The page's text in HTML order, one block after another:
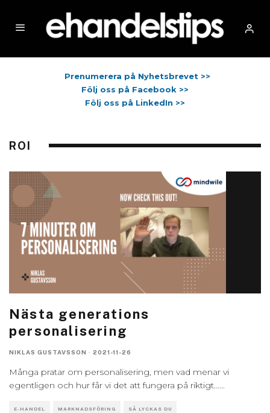
Prenumerera på Nyhetsbrevet >>
Följ oss på Facebook >>
Följ oss på LinkedIn >>
ROI
Nästa generations
personalisering
NIKLAS GUSTAVSSON · 2021-11-26
Många pratar om personalisering, men vad menar vi
egentligen och hur får vi det att fungera på riktigt…...
E-HANDEL MARKNADSFÖRING SÅ LYCKAS DU